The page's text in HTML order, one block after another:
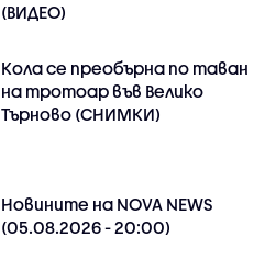
(ВИДЕО)
Кола се преобърна по таван
на тротоар във Велико
Търново (СНИМКИ)
Новините на NOVA NEWS
(05.08.2026 - 20:00)